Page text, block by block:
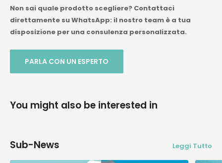
Non sai quale prodotto scegliere? Contattaci
direttamente su WhatsApp: il nostro team è a tua
disposizione per una consulenza personalizzata.
PARLA CON UN ESPERTO
You might also be interested in
Sub-News Leggi Tutto